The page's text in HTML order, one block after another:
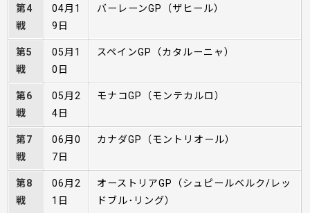
第4
戦
04月1
9日
バーレーンGP（ザヒール）
第5
戦
05月1
0日
スペインGP（カタルーニャ）
第6
戦
05月2
4日
モナコGP（モンテカルロ）
第7
戦
06月0
7日
カナダGP（モントリオール）
第8
戦
06月2
1日
オーストリアGP（シュピールベルク/レッ
ドブル･リング）